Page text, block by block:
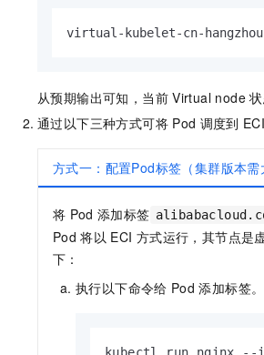
virtual-kubelet-cn-
从预期输出可知，当前 Virtual node
通过以下三种方式可将 Pod 调度到 ECI
方式一：配置Pod标签（集群版本需
将 Pod 添加标签
Pod 将以 ECI 方式运行，其节点是
下：
执行以下命令给 Pod 添加标签。